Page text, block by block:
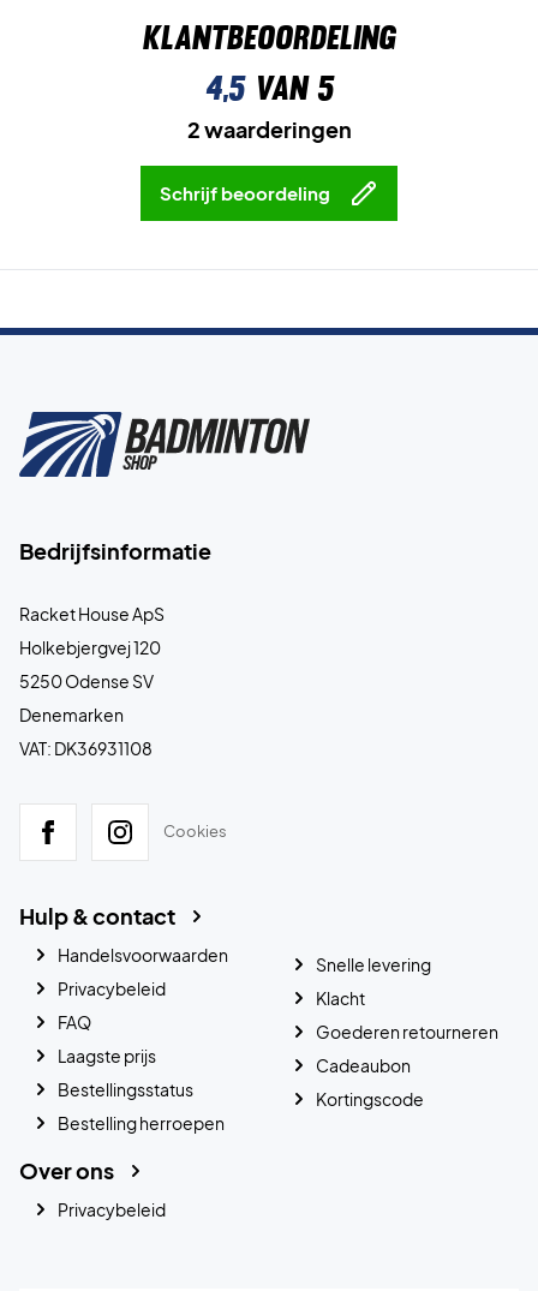
Klantbeoordeling
4,5van 5
2 waarderingen
Schrijf beoordeling
Bedrijfsinformatie
Racket House ApS
Holkebjergvej 120
5250 Odense SV
Denemarken
VAT: DK36931108
Cookies
Hulp & contact
Handelsvoorwaarden
Privacybeleid
FAQ
Laagste prijs
Bestellingsstatus
Bestelling herroepen
Snelle levering
Klacht
Goederen retourneren
Cadeaubon
Kortingscode
Over ons
Privacybeleid